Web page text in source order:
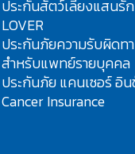
ประกันสัตว์เลี้ยงแสนรั
LOVER
ประกันภัยความรับผิดท
สำหรับแพทย์รายบุคคล
ประกันภัย แคนเซอร์ อิ
Cancer Insurance